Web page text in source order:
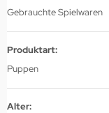
Gebrauchte Spielwaren
Produktart:
Puppen
Alter: